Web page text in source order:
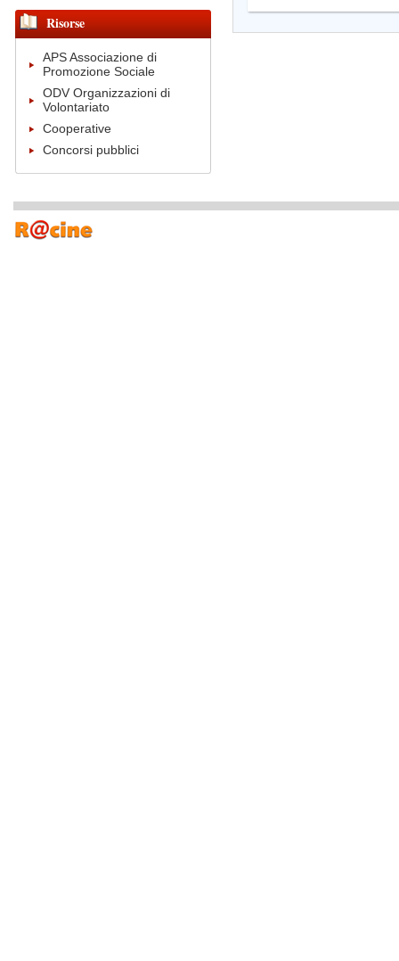
Risorse
APS Associazione di
Promozione Sociale
ODV Organizzazioni di
Volontariato
Cooperative
Concorsi pubblici